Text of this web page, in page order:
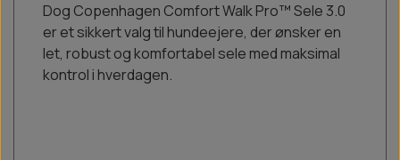
Dog Copenhagen Comfort Walk Pro™ Sele 3.0
er et sikkert valg til hundeejere, der ønsker en
let, robust og komfortabel sele med maksimal
kontrol i hverdagen.